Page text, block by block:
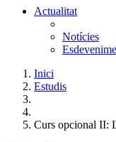
Actualitat
Notícies
Inici
Estudis
Curs opcional II: